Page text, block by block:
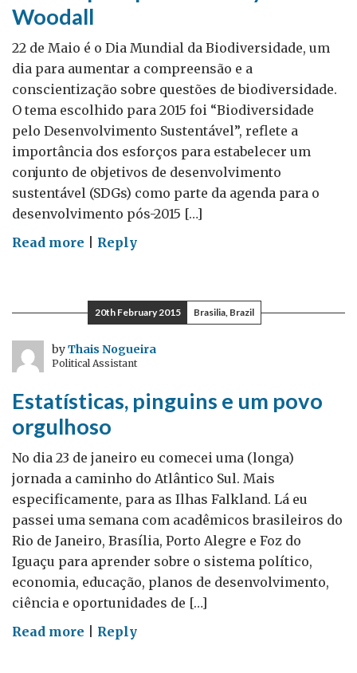
Woodall
22 de Maio é o Dia Mundial da Biodiversidade, um
dia para aumentar a compreensão e a
conscientização sobre questões de biodiversidade.
O tema escolhido para 2015 foi “Biodiversidade
pelo Desenvolvimento Sustentável”, reflete a
importância dos esforços para estabelecer um
conjunto de objetivos de desenvolvimento
sustentável (SDGs) como parte da agenda para o
desenvolvimento pós-2015 […]
Read more on
importância
na
conversa
sobre
–
Guestpost
por
Dra.
Woodall
Reply
20th February 2015 Brasilia, Brazil
byThais Nogueira
Political Assistant
Estatísticas, pinguins e um povo
orgulhoso
No dia 23 de janeiro eu comecei uma (longa)
jornada a caminho do Atlântico Sul. Mais
especificamente, para as Ilhas Falkland. Lá eu
passei uma semana com acadêmicos brasileiros do
Rio de Janeiro, Brasília, Porto Alegre e Foz do
Iguaçu para aprender sobre o sistema político,
economia, educação, planos de desenvolvimento,
ciência e oportunidades de […]
Read more onReply